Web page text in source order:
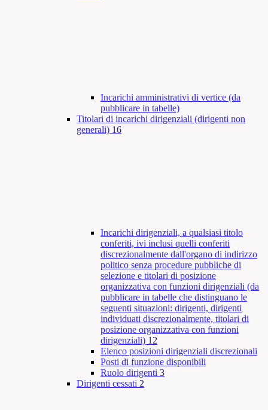
Incarichi amministrativi di vertice (da
pubblicare in tabelle)
Titolari di incarichi dirigenziali (dirigenti non
generali) 16
Incarichi dirigenziali, a qualsiasi titolo
conferiti, ivi inclusi quelli conferiti
discrezionalmente dall'organo di indirizzo
politico senza procedure pubbliche di
selezione e titolari di posizione
organizzativa con funzioni dirigenziali (da
pubblicare in tabelle che distinguano le
seguenti situazioni: dirigenti, dirigenti
individuati discrezionalmente, titolari di
posizione organizzativa con funzioni
dirigenziali) 12
Elenco posizioni dirigenziali discrezionali
Posti di funzione disponibili
Ruolo dirigenti 3
Dirigenti cessati 2